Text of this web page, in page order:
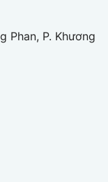
Phan, P. Khương